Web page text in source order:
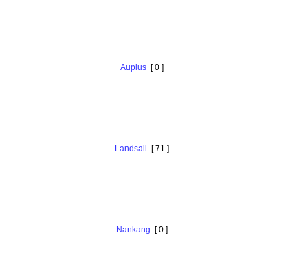
Auplus[ 0 ]
Landsail [ 71 ]
Nankang [ 0 ]